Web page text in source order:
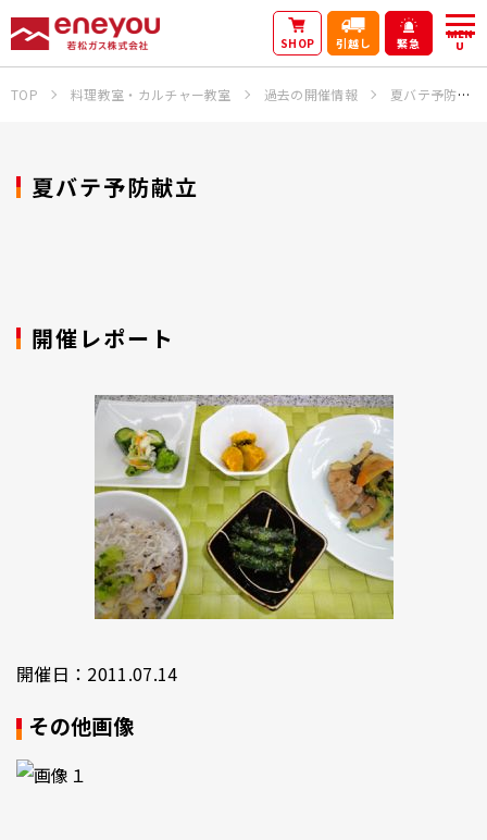
SHOP 引越し 緊急
MEN
U
TOP 料理教室・カルチャー教室 過去の開催情報 夏バテ予防献立
夏バテ予防献立
開催レポート
開催日：2011.07.14
その他画像